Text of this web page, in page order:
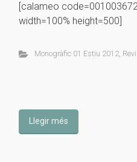
[calameo
width=100% height=500]
Monogràfic 01 Estiu 2012,
Llegir més